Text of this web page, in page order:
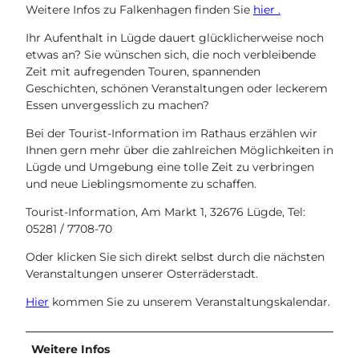
Weitere Infos zu Falkenhagen finden Sie hier .
Ihr Aufenthalt in Lügde dauert glücklicherweise noch
etwas an? Sie wünschen sich, die noch verbleibende
Zeit mit aufregenden Touren, spannenden
Geschichten, schönen Veranstaltungen oder leckerem
Essen unvergesslich zu machen?
Bei der Tourist-Information im Rathaus erzählen wir
Ihnen gern mehr über die zahlreichen Möglichkeiten in
Lügde und Umgebung eine tolle Zeit zu verbringen
und neue Lieblingsmomente zu schaffen.
Tourist-Information, Am Markt 1, 32676 Lügde, Tel:
05281 / 7708-70
Oder klicken Sie sich direkt selbst durch die nächsten
Veranstaltungen unserer Osterräderstadt.
Hier kommen Sie zu unserem Veranstaltungskalendar.
Weitere Infos